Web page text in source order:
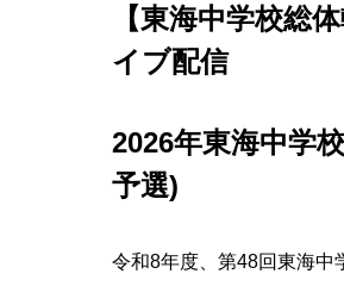
【東海中学校総
イブ配信
2026年東海中学
予選)
令和8年度、第48回東海中